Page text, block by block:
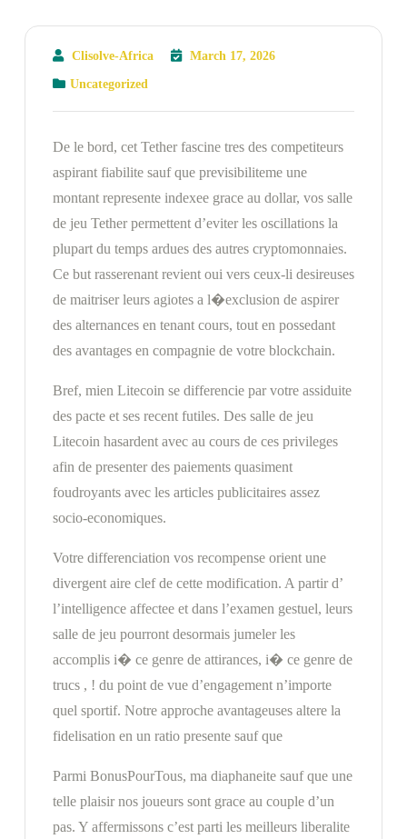
Clisolve-Africa March 17, 2026
Uncategorized
De le bord, cet Tether fascine tres des competiteurs
aspirant fiabilite sauf que previsibiliteme une
montant represente indexee grace au dollar, vos salle
de jeu Tether permettent d’eviter les oscillations la
plupart du temps ardues des autres cryptomonnaies.
Ce but rasserenant revient oui vers ceux-li desireuses
de maitriser leurs agiotes a l�exclusion de aspirer
des alternances en tenant cours, tout en possedant
des avantages en compagnie de votre blockchain.
Bref, mien Litecoin se differencie par votre assiduite
des pacte et ses recent futiles. Des salle de jeu
Litecoin hasardent avec au cours de ces privileges
afin de presenter des paiements quasiment
foudroyants avec les articles publicitaires assez
socio-economiques.
Votre differenciation vos recompense orient une
divergent aire clef de cette modification. A partir d’
l’intelligence affectee et dans l’examen gestuel, leurs
salle de jeu pourront desormais jumeler les
accomplis i� ce genre de attirances, i� ce genre de
trucs , ! du point de vue d’engagement n’importe
quel sportif. Notre approche avantageuses altere la
fidelisation en un ratio presente sauf que
Parmi BonusPourTous, ma diaphaneite sauf que une
telle plaisir nos joueurs sont grace au couple d’un
pas. Y affermissons c’est parti les meilleurs liberalite